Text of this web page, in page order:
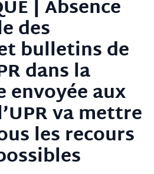
| Absence
des
bulletins de
dans la
envoyée aux
va mettre
les recours